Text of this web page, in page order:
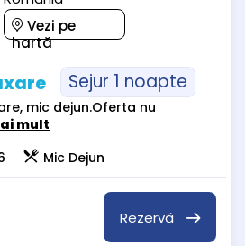
Vezi pe
hartă
Sejur 1 noapte
mic dejun.Oferta nu
mult
Mic Dejun
Rezervă